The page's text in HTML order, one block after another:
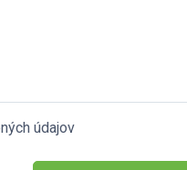
údajov